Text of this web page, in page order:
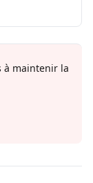
à maintenir la